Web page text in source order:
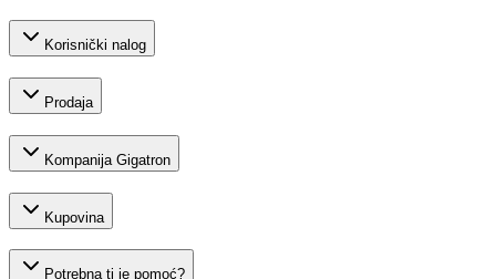
Korisnički nalog
Prodaja
Kompanija Gigatron
Kupovina
Potrebna ti je pomoć?